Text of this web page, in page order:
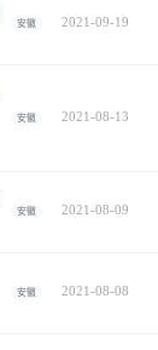
安徽 2021-09-19
安徽 2021-08-13
安徽 2021-08-09
安徽 2021-08-08